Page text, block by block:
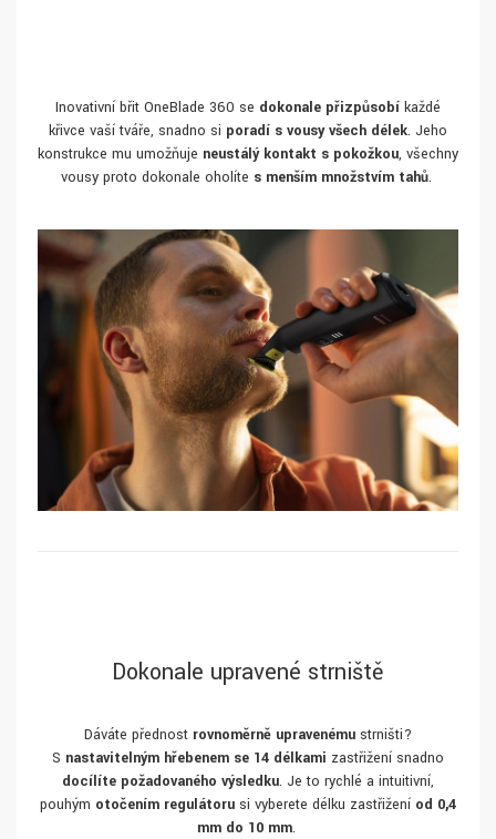
Inovativní břit OneBlade 360 se dokonale přizpůsobí každé
křivce vaší tváře, snadno si poradí s vousy všech délek. Jeho
konstrukce mu umožňuje neustálý kontakt s pokožkou, všechny
vousy proto dokonale oholíte s menším množstvím tahů.
Dokonale upravené strniště
Dáváte přednost rovnoměrně upravenému strništi?
S nastavitelným hřebenem se 14 délkami zastřižení snadno
docílíte požadovaného výsledku. Je to rychlé a intuitivní,
pouhým otočením regulátoru si vyberete délku zastřižení od 0,4
mm do 10 mm.